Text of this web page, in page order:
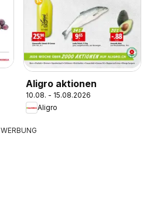
Aligro aktionen
10.08. - 15.08.2026
Aligro
WERBUNG